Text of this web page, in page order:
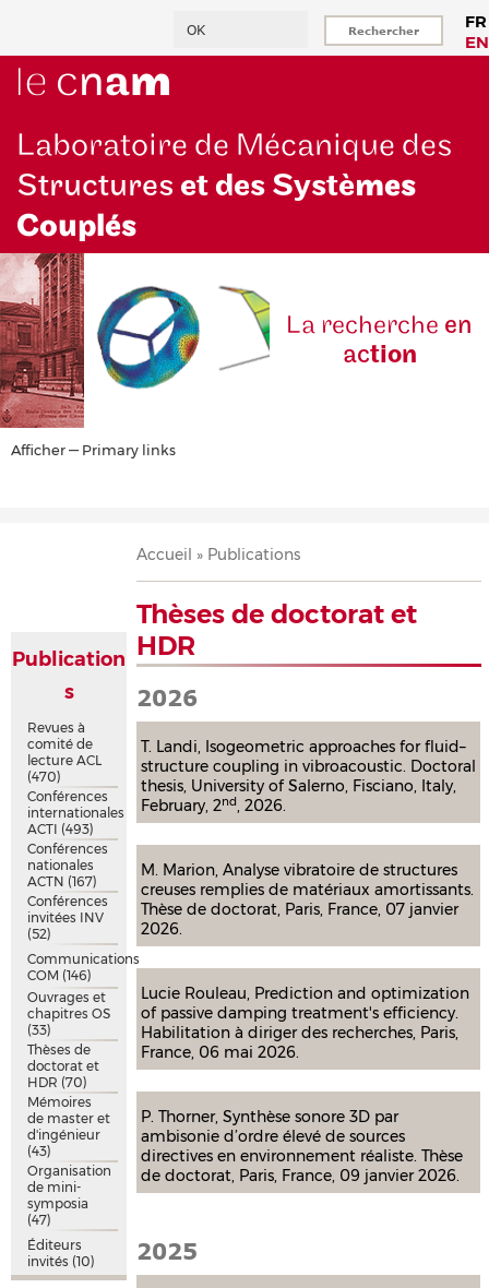
principal
FR
EN
Laboratoire de Mécanique des
Structures et des Systèmes
Couplés
La recherche en
action
Primary
Afficher — Primary links
Fil
d'Ariane
Accueil Publications
Thèses de doctorat et
HDR
2026
T. Landi, Isogeometric approaches for fluid–
structure coupling in vibroacoustic. Doctoral
thesis, University of Salerno, Fisciano, Italy,
February, 2nd, 2026.
M. Marion, Analyse vibratoire de structures
creuses remplies de matériaux amortissants.
Thèse de doctorat, Paris, France, 07 janvier
2026.
Lucie Rouleau, Prediction and optimization
of passive damping treatment's efficiency.
Habilitation à diriger des recherches, Paris,
France, 06 mai 2026.
P. Thorner, Synthèse sonore 3D par
ambisonie d’ordre élevé de sources
directives en environnement réaliste. Thèse
de doctorat, Paris, France, 09 janvier 2026.
2025
Publication
s
Revues à
comité de
lecture ACL
(470)
Conférences
internationales
ACTI (493)
Conférences
nationales
ACTN (167)
Conférences
invitées INV
(52)
Communications
COM (146)
Ouvrages et
chapitres OS
(33)
Thèses de
doctorat et
HDR (70)
Mémoires
de master et
d'ingénieur
(43)
Organisation
de mini-
symposia
(47)
Éditeurs
invités (10)